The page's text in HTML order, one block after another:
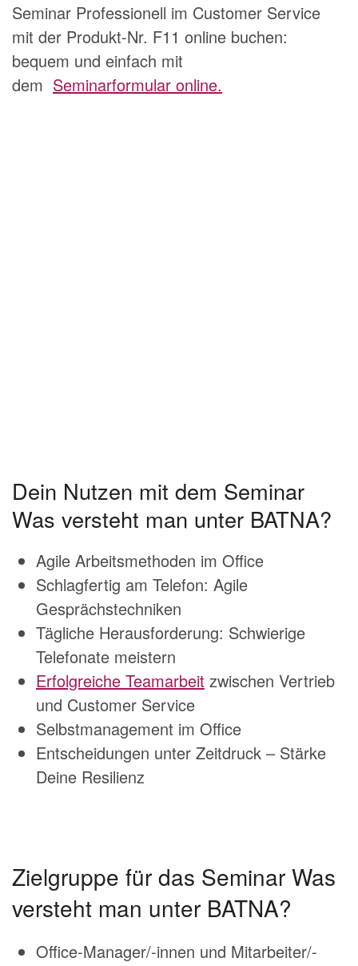
Seminar Professionell im Customer Service
mit der Produkt-Nr. F11 online buchen:
bequem und einfach mit
dem Seminarformular online.
Dein Nutzen mit dem Seminar
Was versteht man unter BATNA?
Agile Arbeitsmethoden im Office
Schlagfertig am Telefon: Agile
Gesprächstechniken
Tägliche Herausforderung: Schwierige
Telefonate meistern
Erfolgreiche Teamarbeit zwischen Vertrieb
und Customer Service
Selbstmanagement im Office
Entscheidungen unter Zeitdruck – Stärke
Deine Resilienz
Zielgruppe für das Seminar Was
versteht man unter BATNA?
Office-Manager/-innen und Mitarbeiter/-